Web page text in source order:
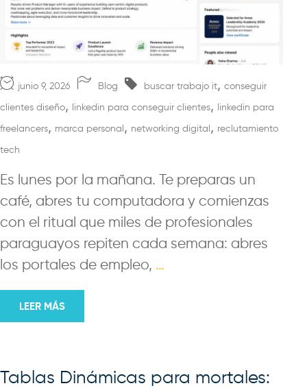
junio 9, 2026 Blog buscar trabajo it, conseguir
clientes diseño, linkedin para conseguir clientes, linkedin para
freelancers, marca personal , networking digital , reclutamiento
tech
Es lunes por la mañana. Te preparas un
café, abres tu computadora y comienzas
con el ritual que miles de profesionales
paraguayos repiten cada semana: abres
los portales de empleo, …
LEER MÁS
Tablas Dinámicas para mortales: